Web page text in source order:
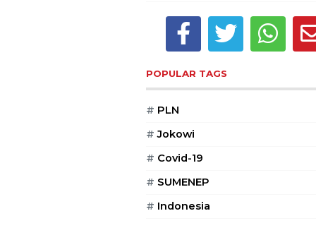
POPULAR TAGS
# PLN
# Jokowi
# Covid-19
# SUMENEP
# Indonesia